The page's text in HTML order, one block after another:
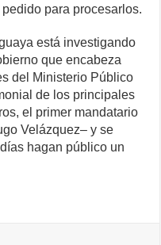
para procesarlos.
está investigando
que encabeza
del Ministerio Público
de los principales
el primer mandatario
Velázquez– y se
hagan público un